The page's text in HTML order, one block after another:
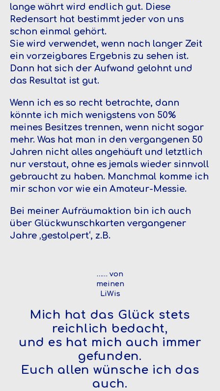
lange währt wird endlich gut. Diese
Redensart hat bestimmt jeder von uns
schon einmal gehört.
Sie wird verwendet, wenn nach langer Zeit
ein vorzeigbares Ergebnis zu sehen ist.
Dann hat sich der Aufwand gelohnt und
das Resultat ist gut.
Wenn ich es so recht betrachte, dann
könnte ich mich wenigstens von 50%
meines Besitzes trennen, wenn nicht sogar
mehr. Was hat man in den vergangenen 50
Jahren nicht alles angehäuft und letztlich
nur verstaut, ohne es jemals wieder sinnvoll
gebraucht zu haben. Manchmal komme ich
mir schon vor wie ein Amateur-Messie.
Bei meiner Aufräumaktion bin ich auch
über Glückwunschkarten vergangener
Jahre ‚gestolpert‘, z.B.
…… von
meinen
LiWis
Mich hat das Glück stets
reichlich bedacht,
und es hat mich auch immer
gefunden.
Euch allen wünsche ich das
auch.